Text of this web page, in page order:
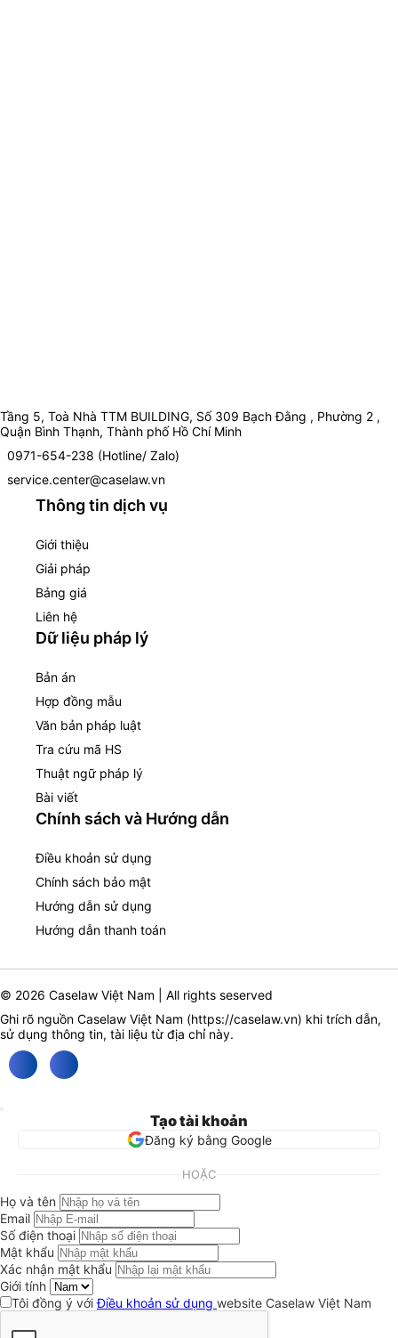
Tầng 5, Toà Nhà TTM BUILDING, Số 309 Bạch Đằng , Phường 2 ,
Quận Bình Thạnh, Thành phố Hồ Chí Minh
0971-654-238 (Hotline/ Zalo)
service.center@caselaw.vn
Thông tin dịch vụ
Giới thiệu
Giải pháp
Bảng giá
Liên hệ
Dữ liệu pháp lý
Bản án
Hợp đồng mẫu
Văn bản pháp luật
Tra cứu mã HS
Thuật ngữ pháp lý
Bài viết
Chính sách và Hướng dẫn
Điều khoản sử dụng
Chính sách bảo mật
Hướng dẫn sử dụng
Hướng dẫn thanh toán
© 2026 Caselaw Việt Nam | All rights seserved
Ghi rõ nguồn Caselaw Việt Nam (https://caselaw.vn) khi trích dẫn,
sử dụng thông tin, tài liệu từ địa chỉ này.
Tạo tài khoản
Đăng ký bằng Google
HOẶC
Họ và tên
Email
Số điện thoại
Mật khẩu
Xác nhận mật khẩu
Giới tính
Tôi đồng ý vớiĐiều khoản sử dụng website Caselaw Việt Nam